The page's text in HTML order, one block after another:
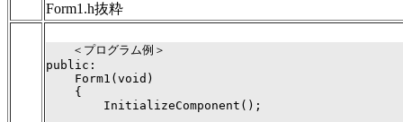
Form1.h抜粋
  　＜プログラム例＞
public:
    Form1(void)
    {
        InitializeComponent();